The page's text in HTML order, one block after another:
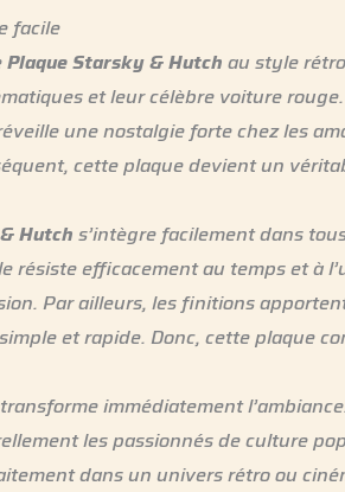
facile
Plaque Starsky & Hutch au style
et leur célèbre voiture
une nostalgie forte chez les
cette plaque devient un
Hutch s’intègre facilement dans
efficacement au temps et à
Par ailleurs, les finitions
et rapide. Donc, cette plaque
immédiatement
les passionnés de culture
dans un univers rétro ou